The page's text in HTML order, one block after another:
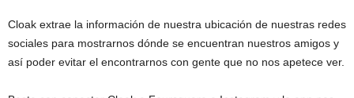
Cloak extrae la información de nuestra ubicación de nuestras redes
sociales para mostrarnos dónde se encuentran nuestros amigos y
así poder evitar el encontrarnos con gente que no nos apetece ver.